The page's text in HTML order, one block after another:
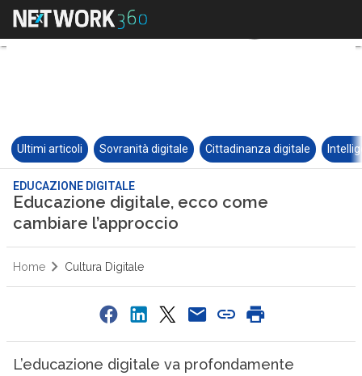
Ultimi articoli Sovranità digitale Cittadinanza digitale
EDUCAZIONE DIGITALE
Educazione digitale, ecco come
cambiare l’approccio
Home Cultura Digitale
L’educazione digitale va profondamente